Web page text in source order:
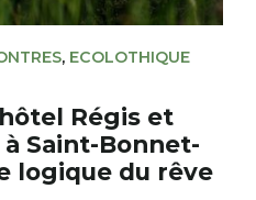
, ECOLOTHIQUE
Régis et
Saint-Bonnet-
logique du rêve